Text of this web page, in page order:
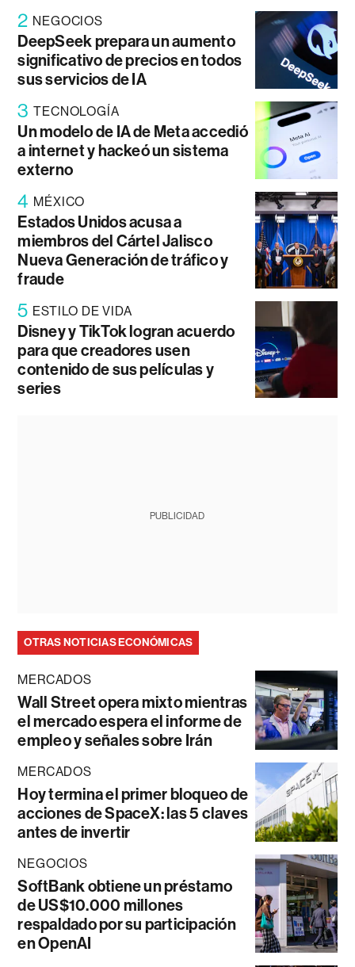
2 NEGOCIOS
DeepSeek prepara un aumento
significativo de precios en todos
sus servicios de IA
3 TECNOLOGÍA
Un modelo de IA de Meta accedió
a internet y hackeó un sistema
externo
4 MÉXICO
Estados Unidos acusa a
miembros del Cártel Jalisco
Nueva Generación de tráfico y
fraude
5 ESTILO DE VIDA
Disney y TikTok logran acuerdo
para que creadores usen
contenido de sus películas y
series
PUBLICIDAD
OTRAS NOTICIAS ECONÓMICAS
MERCADOS
Wall Street opera mixto mientras
el mercado espera el informe de
empleo y señales sobre Irán
MERCADOS
Hoy termina el primer bloqueo de
acciones de SpaceX: las 5 claves
antes de invertir
NEGOCIOS
SoftBank obtiene un préstamo
de US$10.000 millones
respaldado por su participación
en OpenAI